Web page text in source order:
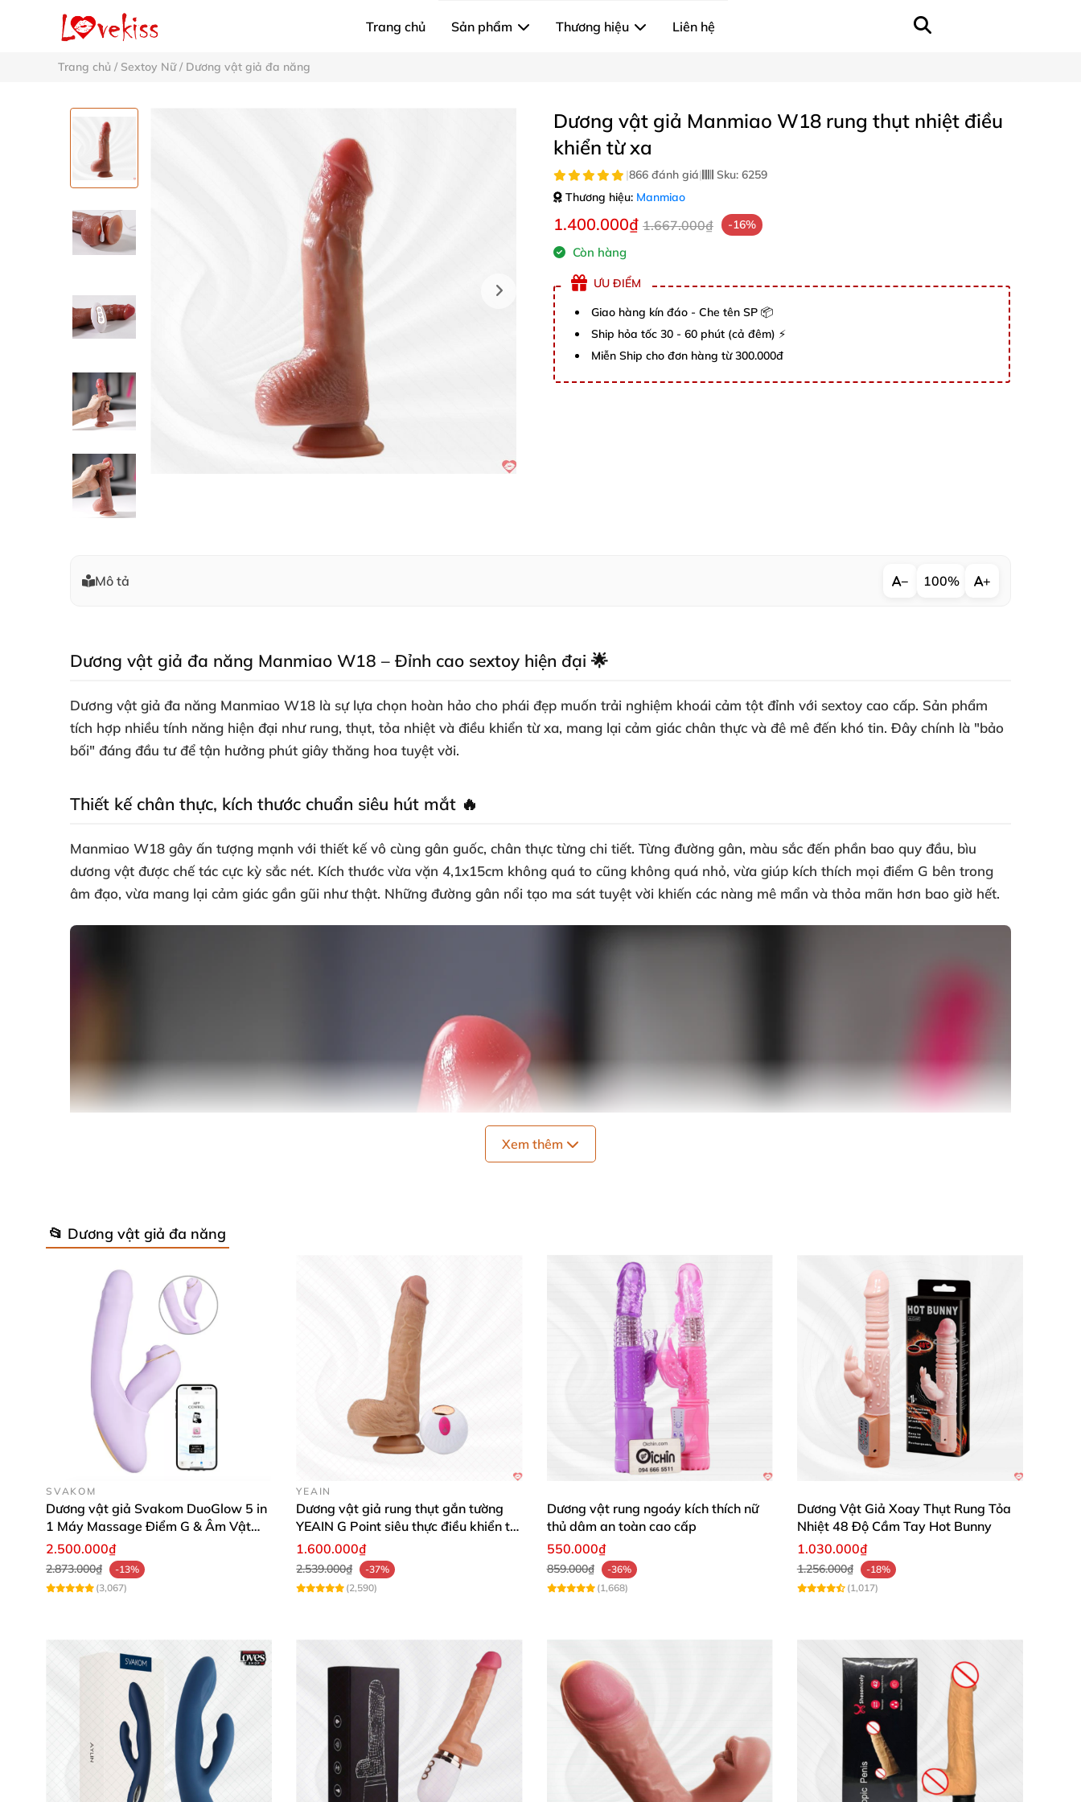
Trang chủ Sản phẩm Thương hiệu Liên hệ
Trang chủ / Sextoy Nữ/ Dương vật giả đa năng
Dương vật giả Manmiao W18 rung thụt nhiệt điều
khiển từ xa
|866 đánh giá| Sku: 6259
Thương hiệu: Manmiao
1.400.000₫ 1.667.000₫ -16%
Còn hàng
ƯU ĐIỂM
Giao hàng kín đáo - Che tên SP 📦
Ship hỏa tốc 30 - 60 phút (cả đêm) ⚡
Miễn Ship cho đơn hàng từ 300.000đ
Mô tả − 100% +
Dương vật giả đa năng Manmiao W18 – Đỉnh cao sextoy hiện đại 🌟
Dương vật giả đa năng Manmiao W18 là sự lựa chọn hoàn hảo cho phái đẹp muốn trải nghiệm khoái cảm tột đỉnh với sextoy cao cấp. Sản phẩm
tích hợp nhiều tính năng hiện đại như rung, thụt, tỏa nhiệt và điều khiển từ xa, mang lại cảm giác chân thực và đê mê đến khó tin. Đây chính là "bảo
bối" đáng đầu tư để tận hưởng phút giây thăng hoa tuyệt vời.
Thiết kế chân thực, kích thước chuẩn siêu hút mắt 🔥
Manmiao W18 gây ấn tượng mạnh với thiết kế vô cùng gân guốc, chân thực từng chi tiết. Từng đường gân, màu sắc đến phần bao quy đầu, bìu
dương vật được chế tác cực kỳ sắc nét. Kích thước vừa vặn 4,1x15cm không quá to cũng không quá nhỏ, vừa giúp kích thích mọi điểm G bên trong
âm đạo, vừa mang lại cảm giác gần gũi như thật. Những đường gân nổi tạo ma sát tuyệt vời khiến các nàng mê mẩn và thỏa mãn hơn bao giờ hết.
Xem thêm
📂 Dương vật giả đa năng
SVAKOM
Dương vật giả Svakom DuoGlow 5 in
1 Máy Massage Điểm G & Âm Vật
Điều Khiển App
2.500.000₫
2.873.000₫
-13%
(3,067)
YEAIN
Dương vật giả rung thụt gắn tường
YEAIN G Point siêu thực điều khiển từ
xa
1.600.000₫
2.539.000₫
-37%
(2,590)
Dương vật rung ngoáy kích thích nữ
thủ dâm an toàn cao cấp
550.000₫
859.000₫
-36%
(1,668)
Dương Vật Giả Xoay Thụt Rung Tỏa
Nhiệt 48 Độ Cầm Tay Hot Bunny
1.030.000₫
1.256.000₫
-18%
(1,017)